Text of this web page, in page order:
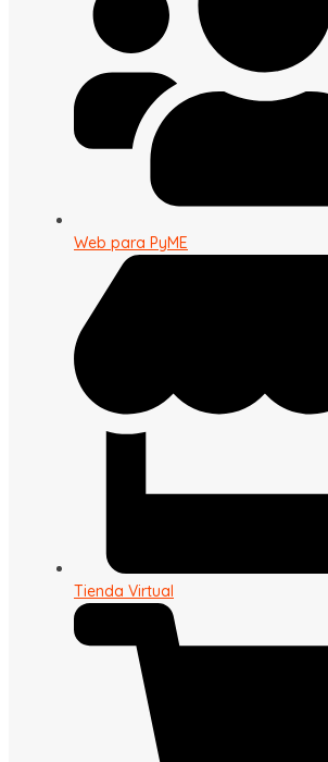
Web para PyME
Tienda Virtual